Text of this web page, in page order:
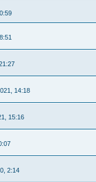
14:18
15:16
2:14